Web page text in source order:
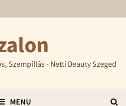
Szempillás - Netti Beauty Szeged
MENU